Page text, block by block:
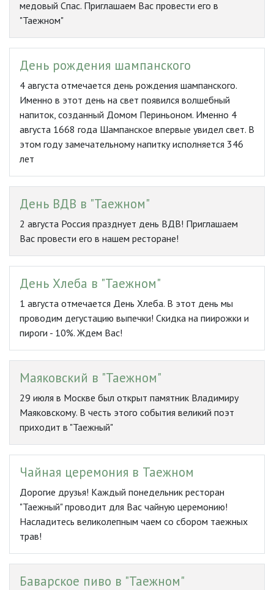
медовый Спас. Приглашаем Вас провести его в
"Таежном"
День рождения шампанского
4 августа отмечается день рождения шампанского.
Именно в этот день на свет появился волшебный
напиток, созданный Домом Периньоном. Именно 4
августа 1668 года Шампанское впервые увидел свет. В
этом году замечательному напитку исполняется 346
лет
День ВДВ в "Таежном"
2 августа Россия празднует день ВДВ! Приглашаем
Вас провести его в нашем ресторане!
День Хлеба в "Таежном"
1 августа отмечается День Хлеба. В этот день мы
проводим дегустацию выпечки! Скидка на пиирожки и
пироги - 10%. Ждем Вас!
Маяковский в "Таежном"
29 июля в Москве был открыт памятник Владимиру
Маяковскому. В честь этого события великий поэт
приходит в "Таежный"
Чайная церемония в Таежном
Дорогие друзья! Каждый понедельник ресторан
"Таежный" проводит для Вас чайную церемонию!
Насладитесь великолепным чаем со сбором таежных
трав!
Баварское пиво в "Таежном"